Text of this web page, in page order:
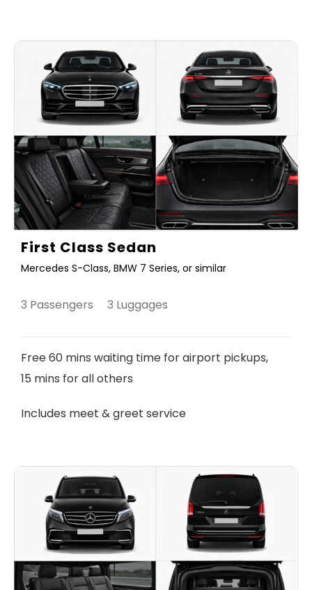
First Class Sedan
Mercedes S-Class, BMW 7 Series, or similar
3 Passengers 3 Luggages
Free 60 mins waiting time for airport pickups,
15 mins for all others
Includes meet & greet service